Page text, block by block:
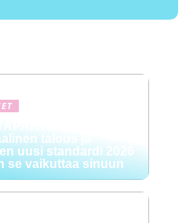
talous ja
uusi standardi 2026
se vaikuttaa sinuun